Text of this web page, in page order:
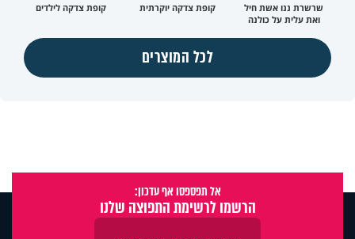
שרשרת ננו אשת חיל
ואת עלית על כולנה
קופת צדקה יוקרתית קופת צדקה לילדים
לכל המוצרים
אל תפספסו אף עדכון:
הרשמו לרשימת התפוצה שלנו